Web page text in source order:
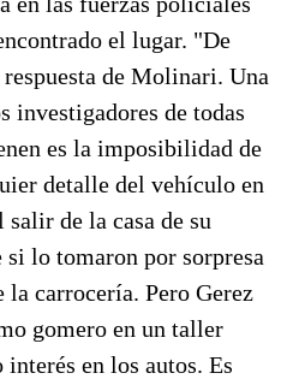
el lugar. "De
de Molinari. Una
investigadores de todas
es la imposibilidad de
detalle del vehículo en
de la casa de su
lo tomaron por sorpresa
carrocería. Pero Gerez
gomero en un taller
en los autos. Es